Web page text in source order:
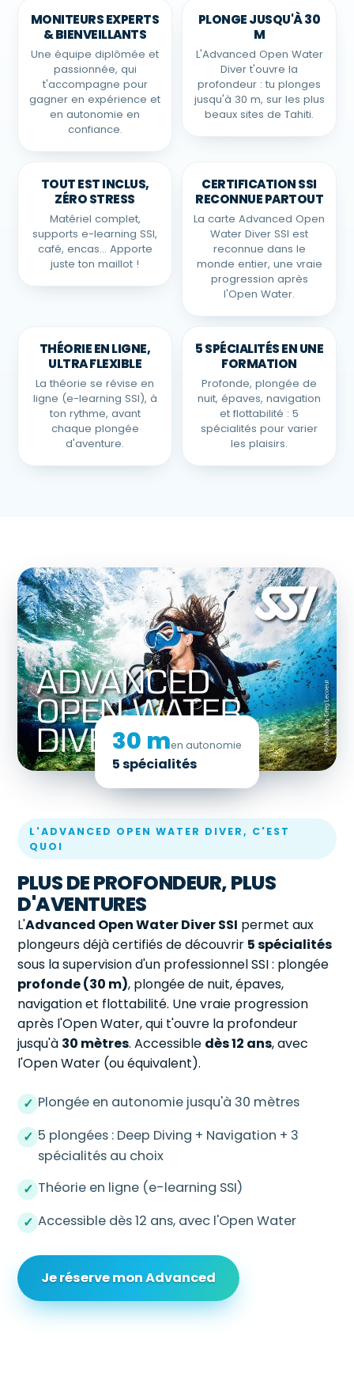
MONITEURS EXPERTS
& BIENVEILLANTS
Une équipe diplômée et
passionnée, qui
t'accompagne pour
gagner en expérience et
en autonomie en
confiance.
PLONGE JUSQU'À 30
M
L'Advanced Open Water
Diver t'ouvre la
profondeur : tu plonges
jusqu'à 30 m, sur les plus
beaux sites de Tahiti.
TOUT EST INCLUS,
ZÉRO STRESS
Matériel complet,
supports e-learning SSI,
café, encas… Apporte
juste ton maillot !
CERTIFICATION SSI
RECONNUE PARTOUT
La carte Advanced Open
Water Diver SSI est
reconnue dans le
monde entier, une vraie
progression après
l'Open Water.
THÉORIE EN LIGNE,
ULTRA FLEXIBLE
La théorie se révise en
ligne (e-learning SSI), à
ton rythme, avant
chaque plongée
d'aventure.
5 SPÉCIALITÉS EN UNE
FORMATION
Profonde, plongée de
nuit, épaves, navigation
et flottabilité : 5
spécialités pour varier
les plaisirs.
30 men autonomie
5 spécialités
L'ADVANCED OPEN WATER DIVER, C'EST
QUOI
PLUS DE PROFONDEUR, PLUS
D'AVENTURES
L'Advanced Open Water Diver SSI permet aux
plongeurs déjà certifiés de découvrir 5 spécialités
sous la supervision d'un professionnel SSI : plongée
profonde (30 m), plongée de nuit, épaves,
navigation et flottabilité. Une vraie progression
après l'Open Water, qui t'ouvre la profondeur
jusqu'à 30 mètres. Accessible dès 12 ans, avec
l'Open Water (ou équivalent).
✓ Plongée en autonomie jusqu'à 30 mètres
✓ 5 plongées : Deep Diving + Navigation + 3
spécialités au choix
✓ Théorie en ligne (e-learning SSI)
✓ Accessible dès 12 ans, avec l'Open Water
Je réserve mon Advanced